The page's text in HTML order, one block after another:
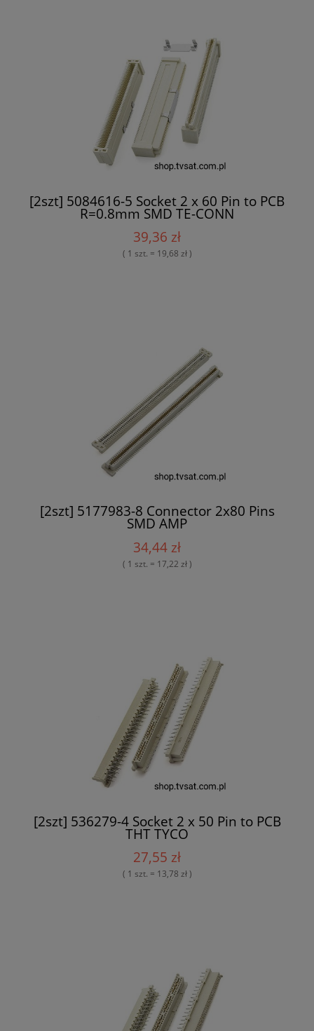
[2szt] 5084616-5 Socket 2 x 60 Pin to PCB
R=0.8mm SMD TE-CONN
39,36 zł
( 1 szt. = 19,68 zł )
[2szt] 5177983-8 Connector 2x80 Pins
SMD AMP
34,44 zł
( 1 szt. = 17,22 zł )
[2szt] 536279-4 Socket 2 x 50 Pin to PCB
THT TYCO
27,55 zł
( 1 szt. = 13,78 zł )